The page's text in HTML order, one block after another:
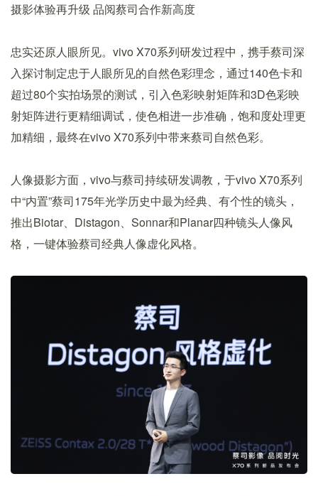
摄影体验再升级 品阅蔡司合作新高度
忠实还原人眼所见。vivo X70系列研发过程中，携手蔡司深
入探讨制定忠于人眼所见的自然色彩理念，通过140色卡和
超过80个实拍场景的测试，引入色彩映射矩阵和3D色彩映
射矩阵进行更精细调试，使色相进一步准确，饱和度处理更
加精细，最终在vivo X70系列中带来蔡司自然色彩。
人像摄影方面，vivo与蔡司持续研发调教，于vivo X70系列
中“内置”蔡司175年光学历史中最为经典、有个性的镜头，
推出Biotar、Distagon、Sonnar和Planar四种镜头人像风
格，一键体验蔡司经典人像虚化风格。